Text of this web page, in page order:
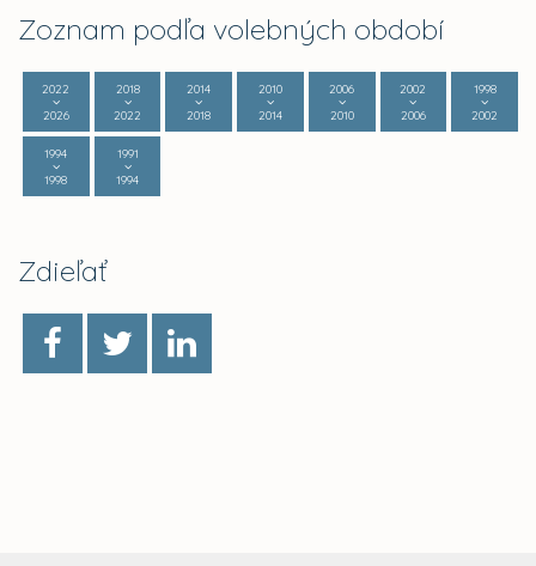
Zoznam podľa volebných období
2022
2026
2018
2022
2014
2018
2010
2014
2006
2010
2002
2006
1998
2002
1994
1998
1991
1994
Zdieľať